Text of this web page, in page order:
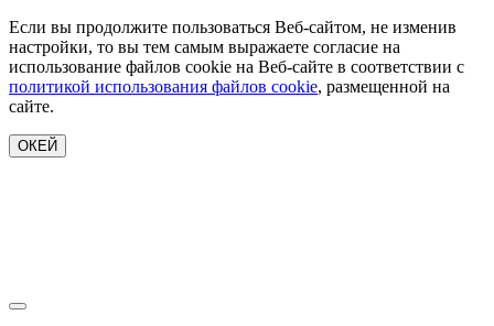
Если вы продолжите пользоваться Веб-сайтом, не изменив
настройки, то вы тем самым выражаете согласие на
использование файлов cookie на Веб-сайте в соответствии с
политикой использования файлов cookie, размещенной на
сайте.
ОКЕЙ